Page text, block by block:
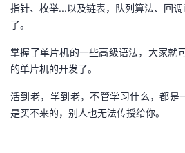
指针、枚举...以及链表，队列算法、回
了。
掌握了单片机的一些高级语法，大家就
的单片机的开发了。
活到老，学到老，不管学习什么，都是
是买不来的，别人也无法传授给你。